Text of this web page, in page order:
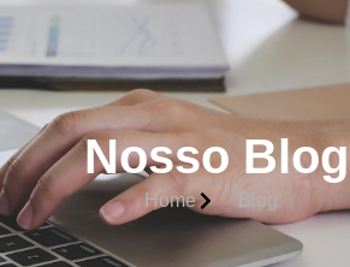
Nosso Blog
Home Blog